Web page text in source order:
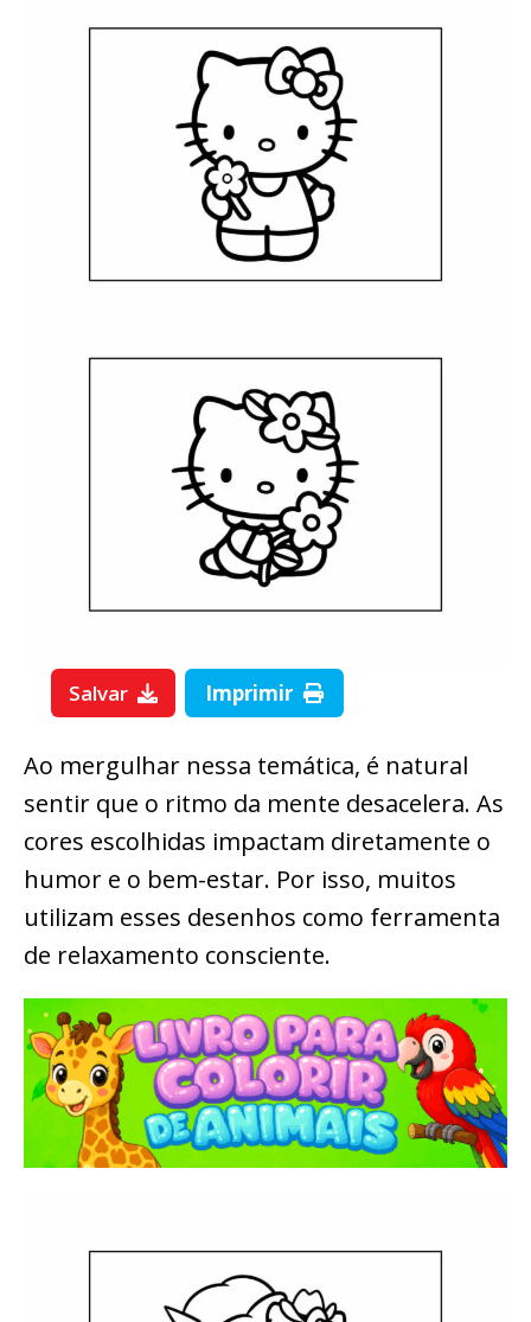
Salvar Imprimir
Ao mergulhar nessa temática, é natural
sentir que o ritmo da mente desacelera. As
cores escolhidas impactam diretamente o
humor e o bem-estar. Por isso, muitos
utilizam esses desenhos como ferramenta
de relaxamento consciente.